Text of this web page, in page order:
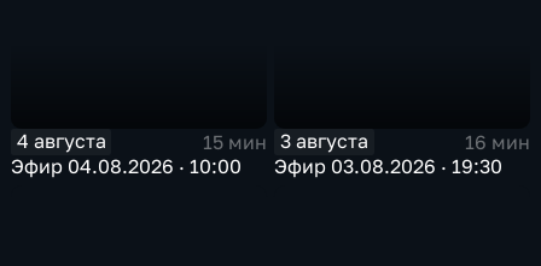
4 августа
15 мин
Эфир 04.08.2026 · 10:00
3 августа
16 мин
Эфир 03.08.2026 · 19:30